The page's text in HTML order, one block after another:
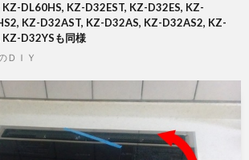
DL60HS, KZ-D32EST, KZ-D32ES, KZ-
KZ-D32AST, KZ-D32AS, KZ-D32AS2, KZ-
D32YSも同様
ＤＩＹ